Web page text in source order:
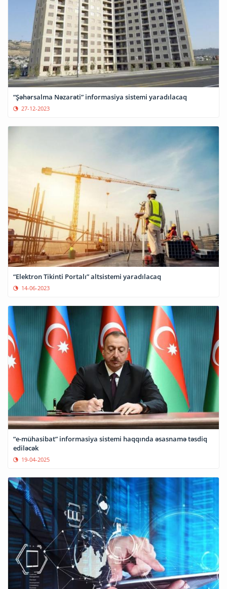
“Şəhərsalma Nəzarəti” informasiya sistemi yaradılacaq
27-12-2023
“Elektron Tikinti Portalı” altsistemi yaradılacaq
14-06-2023
“e-mühasibat” informasiya sistemi haqqında əsasnamə təsdiq
ediləcək
19-04-2025